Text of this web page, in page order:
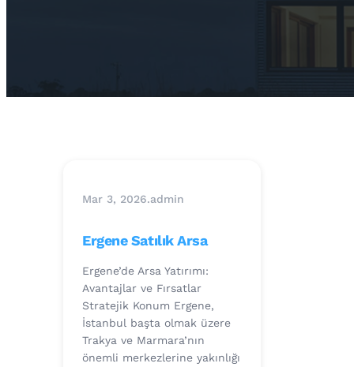
Mar 3, 2026.admin
Ergene Satılık Arsa
Ergene’de Arsa Yatırımı:
Avantajlar ve Fırsatlar
Stratejik Konum Ergene,
İstanbul başta olmak üzere
Trakya ve Marmara’nın
önemli merkezlerine yakınlığı